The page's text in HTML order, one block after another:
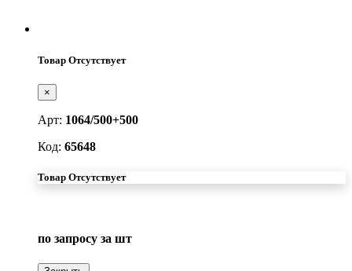
Товар Отсутствует
×
Арт: 1064/500+500
Код: 65648
Товар Отсутствует
по запросу за шт